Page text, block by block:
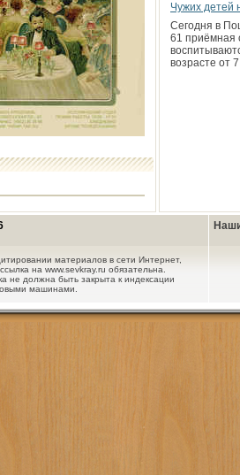
Чужих детей
Сегодня в
61 приёмная
возрасте от
материалов в сети Интернет,
на www.sevkray.ru обязательна.
не должна быть закрыта к индексации
машинами.